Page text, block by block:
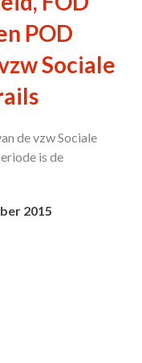
POD
Sociale
de vzw Sociale
is de
2015